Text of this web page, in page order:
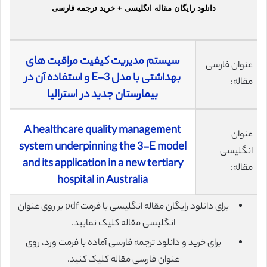
دانلود رایگان مقاله انگلیسی + خرید ترجمه فارسی
عنوان فارسی
مقاله:
سیستم مدیریت کیفیت مراقبت های
بهداشتی با مدل E-3 و استفاده آن در
بیمارستان جدید در استرالیا
عنوان
انگلیسی
مقاله:
A healthcare quality management
system underpinning the 3-E model
and its application in a new tertiary
hospital in Australia
برای دانلود رایگان مقاله انگلیسی با فرمت pdf بر روی عنوان
انگلیسی مقاله کلیک نمایید.
برای خرید و دانلود ترجمه فارسی آماده با فرمت ورد، روی
عنوان فارسی مقاله کلیک کنید.